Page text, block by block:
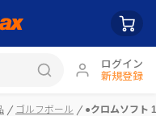
ログイン
新規登録
ゴルフボール ●クロムソフト